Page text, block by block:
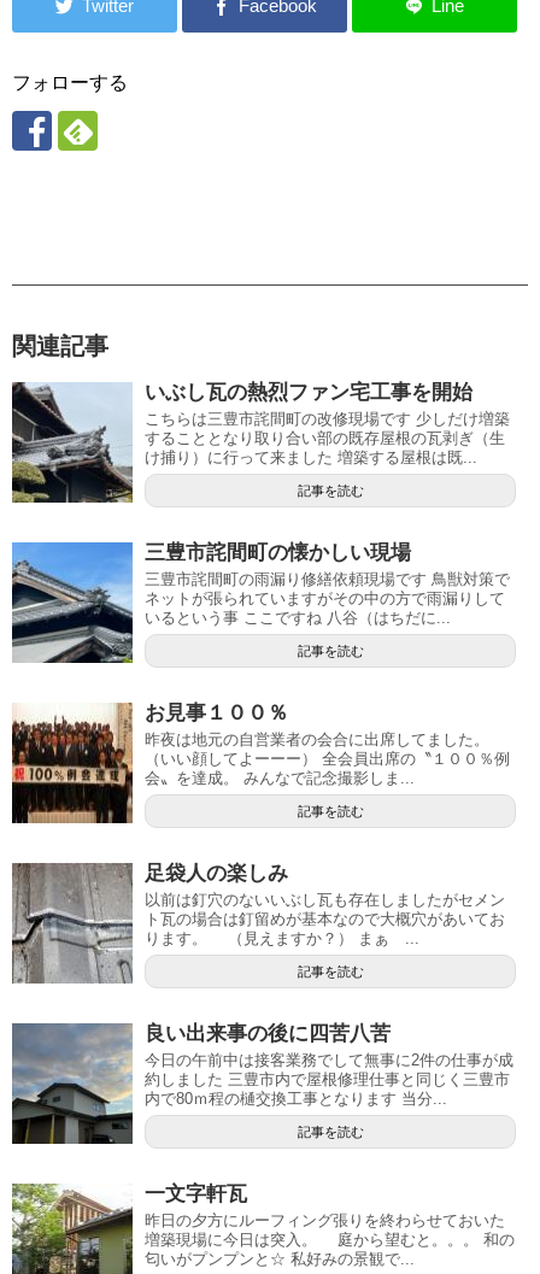
フォローする
関連記事
いぶし瓦の熱烈ファン宅工事を開始
こちらは三豊市詫間町の改修現場です 少しだけ増築
することとなり取り合い部の既存屋根の瓦剥ぎ（生
け捕り）に行って来ました 増築する屋根は既...
記事を読む
三豊市詫間町の懐かしい現場
三豊市詫間町の雨漏り修繕依頼現場です 鳥獣対策で
ネットが張られていますがその中の方で雨漏りして
いるという事 ここですね 八谷（はちだに...
記事を読む
お見事１００％
昨夜は地元の自営業者の会合に出席してました。
（いい顔してよーーー） 全会員出席の〝１００％例
会〟を達成。 みんなで記念撮影しま...
記事を読む
足袋人の楽しみ
以前は釘穴のないいぶし瓦も存在しましたがセメン
ト瓦の場合は釘留めが基本なので大概穴があいてお
ります。 （見えますか？） まぁ ...
記事を読む
良い出来事の後に四苦八苦
今日の午前中は接客業務でして無事に2件の仕事が成
約しました 三豊市内で屋根修理仕事と同じく三豊市
内で80ｍ程の樋交換工事となります 当分...
記事を読む
一文字軒瓦
昨日の夕方にルーフィング張りを終わらせておいた
増築現場に今日は突入。 庭から望むと。。。 和の
匂いがプンプンと☆ 私好みの景観で...